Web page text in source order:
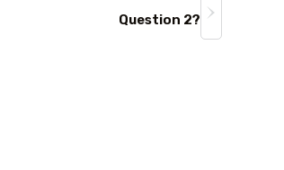
Question 2?